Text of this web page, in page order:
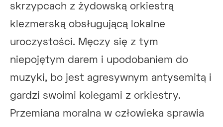
skrzypcach z żydowską orkiestrą
klezmerską obsługującą lokalne
uroczystości. Męczy się z tym
niepojętym darem i upodobaniem do
muzyki, bo jest agresywnym antysemitą i
gardzi swoimi kolegami z orkiestry.
Przemiana moralna w człowieka sprawia